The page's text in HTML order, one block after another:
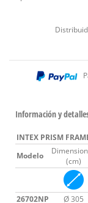
Información y
INTEX PRISM
Modelo
(cm)
26702NP Ø 305